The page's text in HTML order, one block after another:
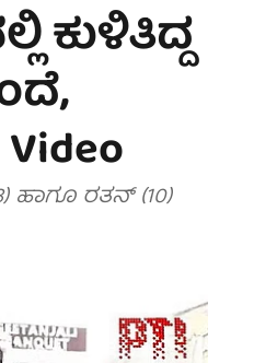
ಹಾಗೂ ರತನ್ (10)